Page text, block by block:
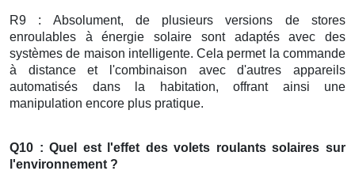
R9 : Absolument, de plusieurs versions de stores
enroulables à énergie solaire sont adaptés avec des
systèmes de maison intelligente. Cela permet la commande
à distance et l'combinaison avec d'autres appareils
automatisés dans la habitation, offrant ainsi une
manipulation encore plus pratique.
Q10 : Quel est l'effet des volets roulants solaires sur
l'environnement ?